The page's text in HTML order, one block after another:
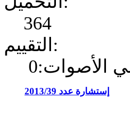
364
التقييم:
الأصوات:0
إستشارة عدد 2013/39